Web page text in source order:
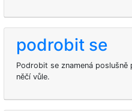
podrobit se
Podrobit se znamená
něčí vůle.